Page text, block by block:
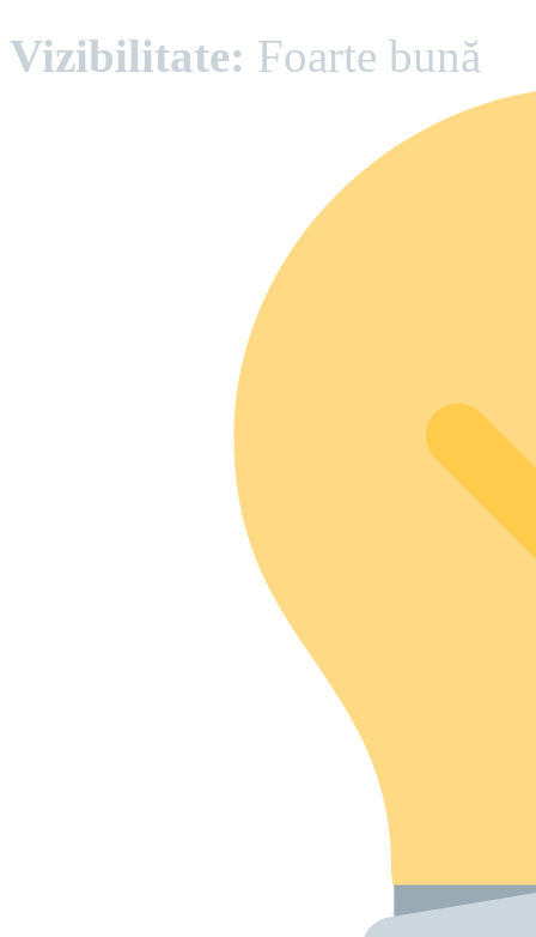
Vizibilitate: Foarte bună